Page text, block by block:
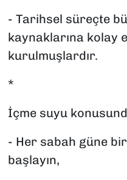
- Tarihsel süreçte
kaynaklarına kolay
kurulmuşlardır.
*
İçme suyu
- Her sabah güne
başlayın,